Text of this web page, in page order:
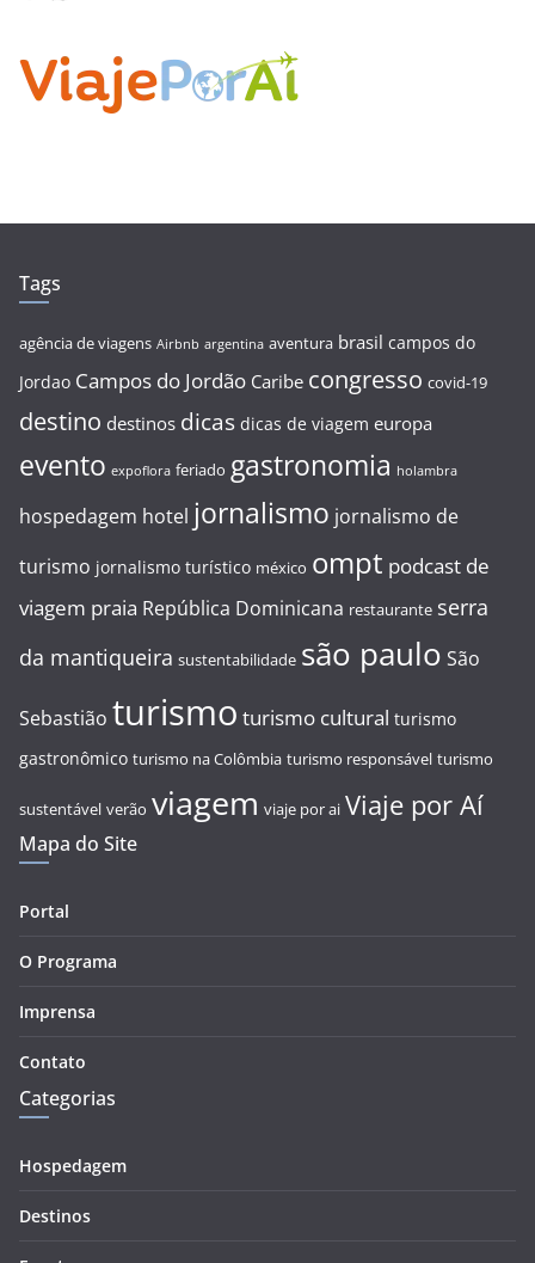
Tags
agência de viagens Airbnb argentina aventura brasil campos do
Jordao Campos do Jordão Caribe congresso covid-19
destino destinos dicas dicas de viagem europa
evento expoflora feriado gastronomia holambra
hospedagem hotel jornalismo jornalismo de
turismo jornalismo turístico méxico ompt podcast de
viagem praia República Dominicana restaurante serra
da mantiqueira sustentabilidade são paulo São
Sebastião turismo turismo cultural turismo
gastronômico turismo na Colômbia turismo responsável turismo
sustentável verão viagem viaje por ai Viaje por Aí
Mapa do Site
Portal
O Programa
Imprensa
Contato
Categorias
Hospedagem
Destinos